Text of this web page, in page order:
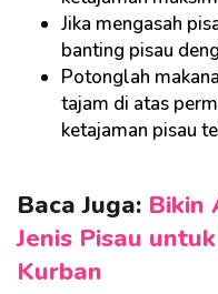
Jika mengasah
banting pisau
Potonglah
tajam di atas
ketajaman pisau
Baca Juga: Bikin
Jenis Pisau
Kurban